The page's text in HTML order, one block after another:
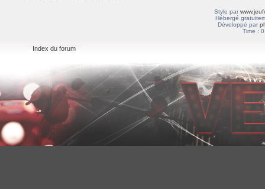
Style par
Hébergé
Développé par
Time :
Index du forum